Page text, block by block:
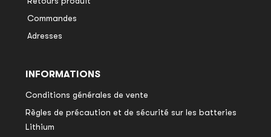
Commandes
Adresses
INFORMATIONS
Conditions générales de vente
Règles de précaution et de sécurité sur les batteries
Lithium